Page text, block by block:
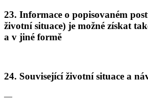
23. Informace o popisovaném
životní situace) je možné získat
a v jiné formě
24. Související životní situace a
—